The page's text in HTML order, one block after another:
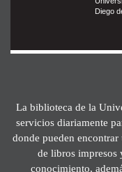
Diego
La biblioteca de la
servicios diariamente
donde pueden
de libros impresos
conocimiento,